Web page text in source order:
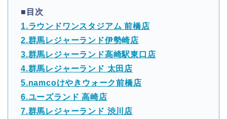
■目次
1.ラウンドワンスタジアム 前橋店
2.群馬レジャーランド伊勢崎店
3.群馬レジャーランド高崎駅東口店
4.群馬レジャーランド 太田店
5.namcoけやきウォーク前橋店
6.ユーズランド 高崎店
7.群馬レジャーランド 渋川店